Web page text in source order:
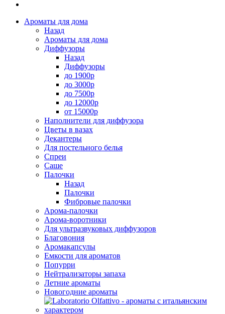
Ароматы для дома
Назад
Ароматы для дома
Диффузоры
Назад
Диффузоры
до 1900р
до 3000р
до 7500р
до 12000р
от 15000р
Наполнители для диффузора
Цветы в вазах
Декантеры
Для постельного белья
Спреи
Саше
Палочки
Назад
Палочки
Фибровые палочки
Арома-палочки
Арома-воротники
Для ультразвуковых диффузоров
Благовония
Аромакапсулы
Емкости для ароматов
Попурри
Нейтрализаторы запаха
Летние ароматы
Новогодние ароматы